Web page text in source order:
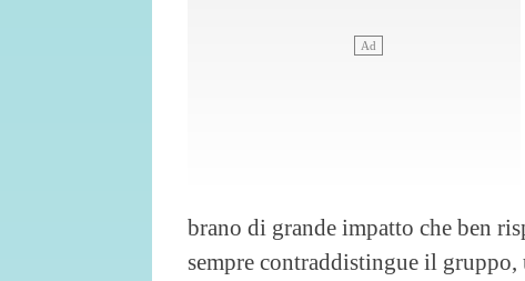
brano di grande impatto che ben
sempre contraddistingue il